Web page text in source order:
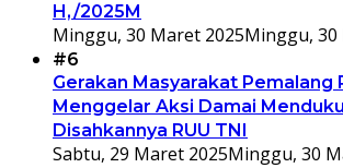
H,/2025M
Minggu, 30 Maret 2025Minggu, 30
#6
Gerakan Masyarakat Pemalang
Menggelar Aksi Damai
Disahkannya RUU TNI
Sabtu, 29 Maret 2025Minggu, 30